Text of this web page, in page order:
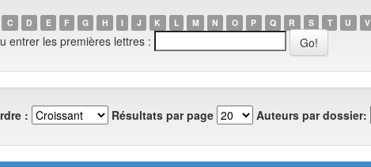
C D E F G H I J K L M N O P Q R S T U V
entrer les premières lettres :
: Résultats par page Auteurs par dossier: